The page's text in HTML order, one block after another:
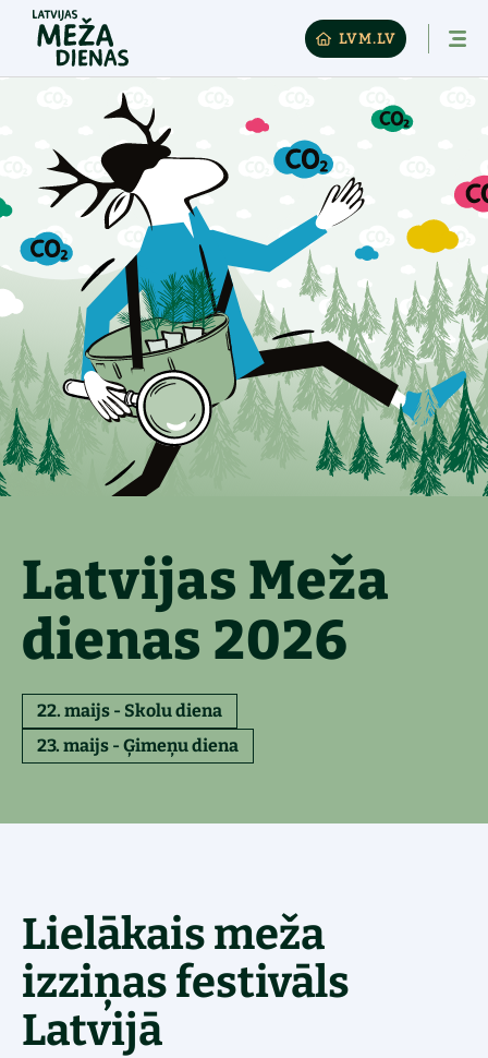
LVM.LV
Latvijas Meža
dienas 2026
22. maijs - Skolu diena
23. maijs - Ģimeņu diena
Lielākais meža
izziņas festivāls
Latvijā